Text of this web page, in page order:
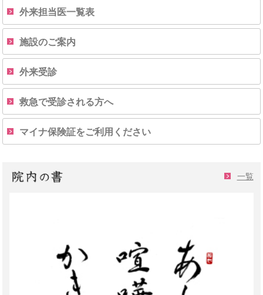
外来担当医一覧表
施設のご案内
外来受診
救急で受診される方へ
マイナ保険証をご利用ください
一覧